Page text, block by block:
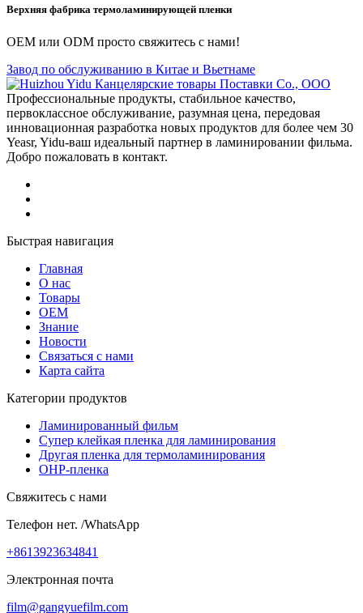
Верхняя фабрика термоламинирующей пленки
OEM или ODM просто свяжитесь с нами!
Завод по обслуживанию в Китае и Вьетнаме
Профессиональные продукты, стабильное качество,
первоклассное обслуживание, разумная цена, передовая
инновационная разработка новых продуктов для более чем 30
Yeasr, Yidu-ваш идеальный партнер в ламинировании фильма.
Добро пожаловать в контакт.
Быстрая навигация
Главная
О нас
Товары
OEM
Знание
Новости
Связаться с нами
Карта сайта
Категории продуктов
Ламинированный фильм
Супер клейкая пленка для ламинирования
Другая пленка для термоламинирования
OHP-пленка
Свяжитесь с нами
Телефон нет. /WhatsApp
+8613923634841
Электронная почта
film@gangyuefilm.com